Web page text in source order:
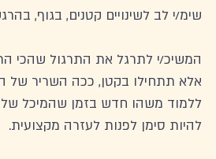
שימ/י לב לשינויים קטנים, בגוף,
המשיכ/י לתרגל את התרגול שהכי
אלא תתחילו בקטן, ככה השריר של
ללמוד משהו חדש בזמן שהמיכל
להיות סימן לפנות לעזרה מקצועית.